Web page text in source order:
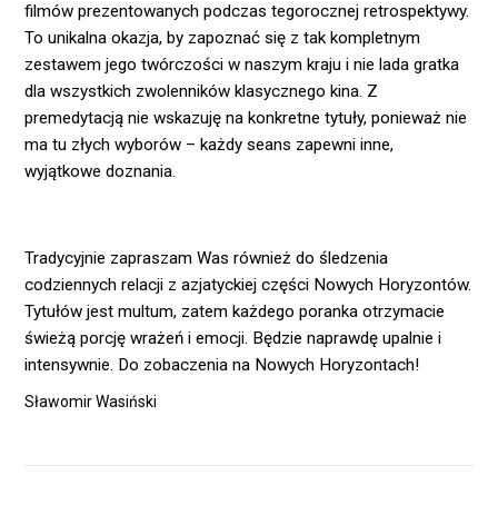
filmów prezentowanych podczas tegorocznej retrospektywy.
To unikalna okazja, by zapoznać się z tak kompletnym
zestawem jego twórczości w naszym kraju i nie lada gratka
dla wszystkich zwolenników klasycznego kina. Z
premedytacją nie wskazuję na konkretne tytuły, ponieważ nie
ma tu złych wyborów – każdy seans zapewni inne,
wyjątkowe doznania.
Tradycyjnie zapraszam Was również do śledzenia
codziennych relacji z azjatyckiej części Nowych Horyzontów.
Tytułów jest multum, zatem każdego poranka otrzymacie
świeżą porcję wrażeń i emocji. Będzie naprawdę upalnie i
intensywnie. Do zobaczenia na Nowych Horyzontach!
Sławomir Wasiński